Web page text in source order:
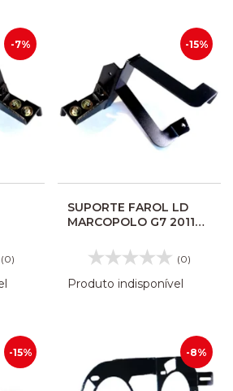
-7%
(0)
-15%
SUPORTE FAROL LD
MARCOPOLO G7 2011
10116977
(0)
Produto indisponível
-15% -8%